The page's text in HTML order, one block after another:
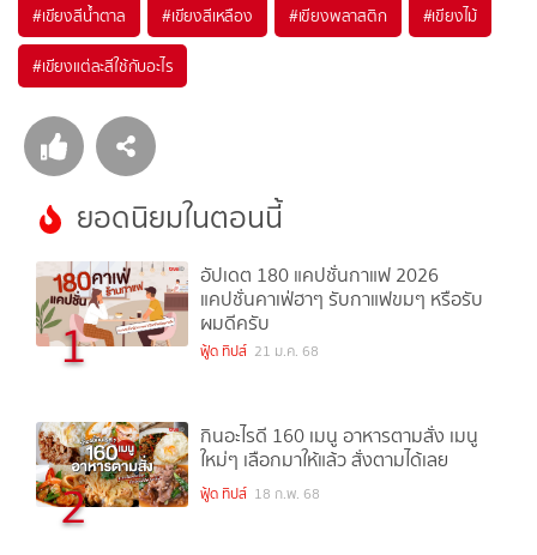
#เขียงสีน้ำตาล #เขียงสีเหลือง #เขียงพลาสติก #เขียงไม้
#เขียงแต่ละสีใช้กับอะไร
ยอดนิยมในตอนนี้
1
อัปเดต 180 แคปชั่นกาแฟ 2026
แคปชั่นคาเฟ่ฮาๆ รับกาแฟขมๆ หรือรับ
ผมดีครับ
ฟู้ด ทิปส์ 21 ม.ค. 68
2
กินอะไรดี 160 เมนู อาหารตามสั่ง เมนู
ใหม่ๆ เลือกมาให้แล้ว สั่งตามได้เลย
ฟู้ด ทิปส์ 18 ก.พ. 68